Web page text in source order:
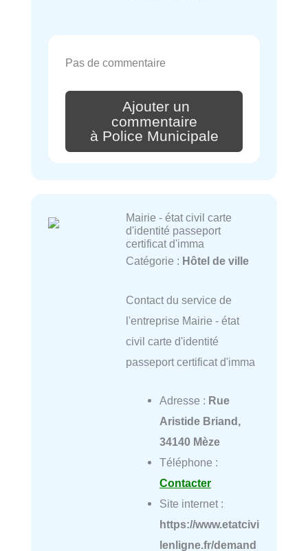
Pas de commentaire
Ajouter un
commentaire
à Police Municipale
Mairie - état civil carte
d'identité passeport
certificat d'imma
Catégorie : Hôtel de ville
Contact du service de
l'entreprise Mairie - état
civil carte d'identité
passeport certificat d'imma
Adresse : Rue
Aristide Briand,
34140 Mèze
Téléphone :
Contacter
Site internet :
https://www.etatcivi
lenligne.fr/demand